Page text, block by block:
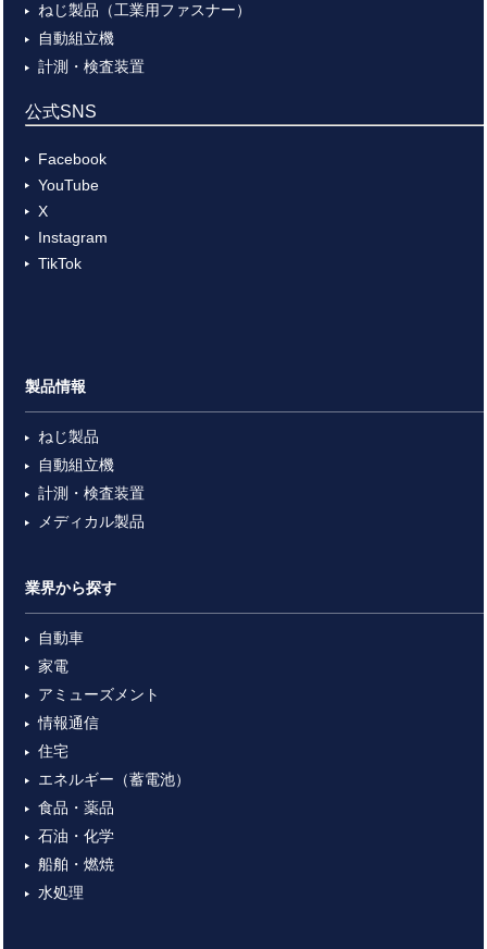
ねじ製品（工業用ファスナー）
自動組立機
計測・検査装置
公式SNS
Facebook
YouTube
X
Instagram
TikTok
製品情報
ねじ製品
自動組立機
計測・検査装置
メディカル製品
業界から探す
自動車
家電
アミューズメント
情報通信
住宅
エネルギー（蓄電池）
食品・薬品
石油・化学
船舶・燃焼
水処理